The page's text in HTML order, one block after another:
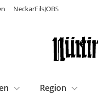
Region
NeckarFilsJOBS